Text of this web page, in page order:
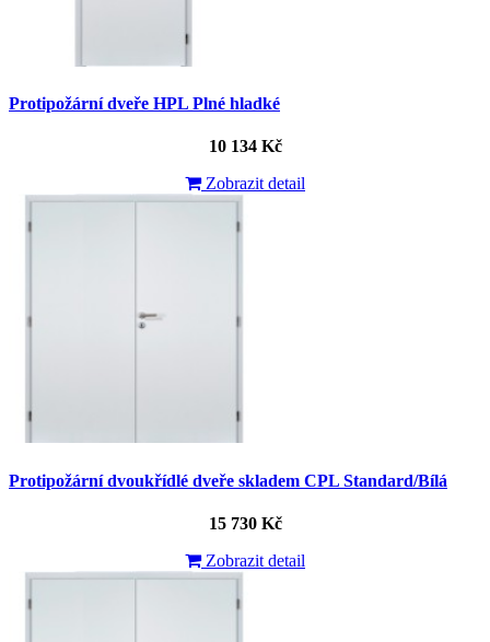
Protipožární dveře HPL Plné hladké
10 134 Kč
Zobrazit detail
Protipožární dvoukřídlé dveře skladem CPL Standard/Bílá
15 730 Kč
Zobrazit detail